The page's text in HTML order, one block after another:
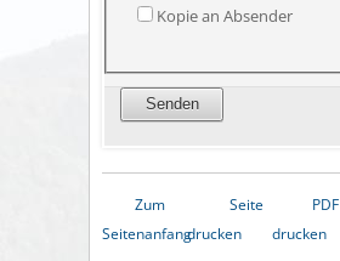
Kopie an Absender
Zum
Seitenanfang
Seite
drucken
PDF
drucken